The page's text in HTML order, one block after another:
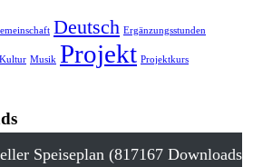
Deutsch Ergänzungsstunden
Kultur Musik Projekt Projektkurs
Speiseplan (817167 Downloads